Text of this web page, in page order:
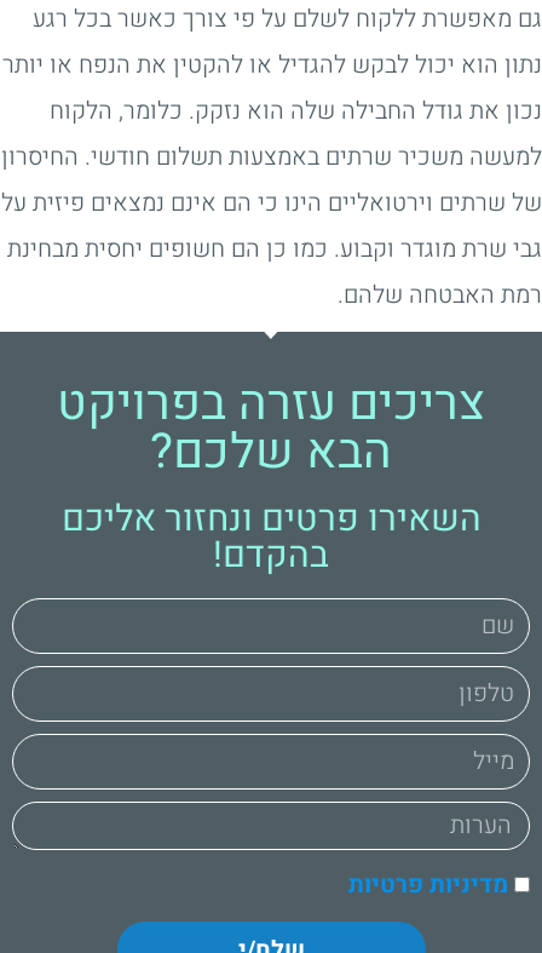
גם מאפשרת ללקוח לשלם על פי צורך כאשר בכל רגע
נתון הוא יכול לבקש להגדיל או להקטין את הנפח או יותר
נכון את גודל החבילה שלה הוא נזקק. כלומר, הלקוח
למעשה משכיר שרתים באמצעות תשלום חודשי. החיסרון
של שרתים וירטואליים הינו כי הם אינם נמצאים פיזית על
גבי שרת מוגדר וקבוע. כמו כן הם חשופים יחסית מבחינת
רמת האבטחה שלהם.
צריכים עזרה בפרויקט
הבא שלכם?
השאירו פרטים ונחזור אליכם
בהקדם!
מדיניות פרטיות